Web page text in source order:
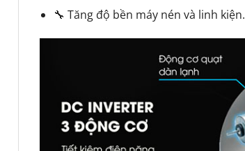
🔧 Tăng độ bền máy nén và linh kiện.